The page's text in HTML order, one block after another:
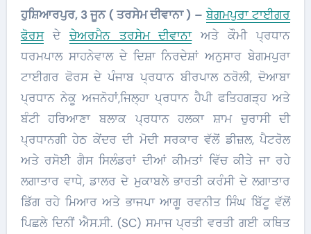
ਹੁਸ਼ਿਆਰਪੁਰ, 3 ਜੂਨ ( ਤਰਸੇਮ ਦੀਵਾਨਾ ) – ਬੇਗਮਪੁਰਾ ਟਾਈਗਰ
ਫੋਰਸਦੇਚੇਅਰਮੈਨ ਤਰਸੇਮ ਦੀਵਾਨਾਅਤੇ ਕੌਮੀ ਪ੍ਰਧਾਨ
ਧਰਮਪਾਲ ਸਾਹਨੇਵਾਲ ਦੇ ਦਿਸ਼ਾ ਨਿਰਦੇਸ਼ਾਂ ਅਨੁਸਾਰ ਬੇਗਮਪੁਰਾ
ਟਾਈਗਰ ਫੋਰਸ ਦੇ ਪੰਜਾਬ ਪ੍ਰਧਾਨ ਬੀਰਪਾਲ ਠਰੋਲੀ, ਦੋਆਬਾ
ਪ੍ਰਧਾਨ ਨੇਕੂ ਅਜਨੋਹਾਂ,ਜਿਲ੍ਹਾ ਪ੍ਰਧਾਨ ਹੈਪੀ ਫਤਿਹਗੜ੍ਹ ਅਤੇ
ਬੰਟੀ ਹਰਿਆਣਾ ਬਲਾਕ ਪ੍ਰਧਾਨ ਹਲਕਾ ਸ਼ਾਮ ਚੁਰਾਸੀ ਦੀ
ਪ੍ਰਧਾਨਗੀ ਹੇਠ ਕੇਂਦਰ ਦੀ ਮੋਦੀ ਸਰਕਾਰ ਵੱਲੋਂ ਡੀਜ਼ਲ, ਪੈਟਰੋਲ
ਅਤੇ ਰਸੋਈ ਗੈਸ ਸਿਲੰਡਰਾਂ ਦੀਆਂ ਕੀਮਤਾਂ ਵਿੱਚ ਕੀਤੇ ਜਾ ਰਹੇ
ਲਗਾਤਾਰ ਵਾਧੇ, ਡਾਲਰ ਦੇ ਮੁਕਾਬਲੇ ਭਾਰਤੀ ਕਰੰਸੀ ਦੇ ਲਗਾਤਾਰ
ਡਿੱਗ ਰਹੇ ਮਿਆਰ ਅਤੇ ਭਾਜਪਾ ਆਗੂ ਰਵਨੀਤ ਸਿੰਘ ਬਿੱਟੂ ਵੱਲੋਂ
ਪਿਛਲੇ ਦਿਨੀਂ ਐਸ.ਸੀ. (SC) ਸਮਾਜ ਪ੍ਰਤੀ ਵਰਤੀ ਗਈ ਕਥਿਤ